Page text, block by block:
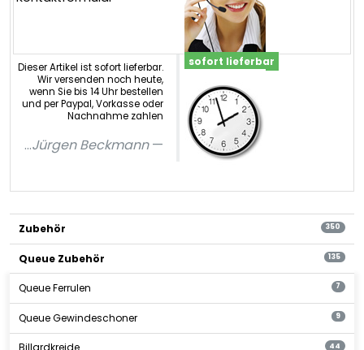
Dieser Artikel ist sofort lieferbar.
Wir versenden noch heute,
wenn Sie bis 14 Uhr bestellen
und per Paypal, Vorkasse oder
Nachnahme zahlen
...Jürgen Beckmann
sofort lieferbar
Zubehör 350
Queue Zubehör 135
Queue Ferrulen 7
Queue Gewindeschoner 9
44